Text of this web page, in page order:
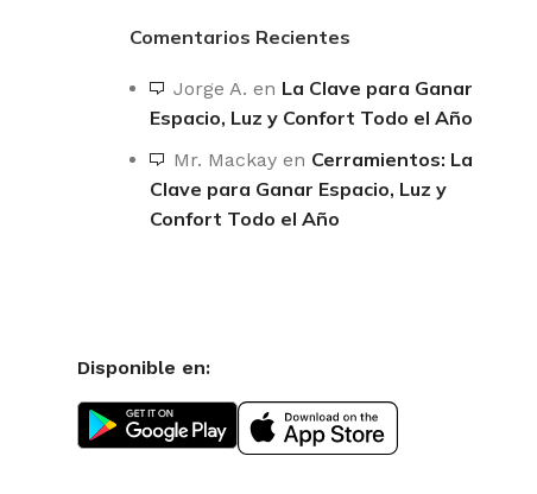
Comentarios Recientes
Jorge A. en La Clave para Ganar
Espacio, Luz y Confort Todo el Año
Mr. Mackayen Cerramientos: La
Clave para Ganar Espacio, Luz y
Confort Todo el Año
Disponible en: